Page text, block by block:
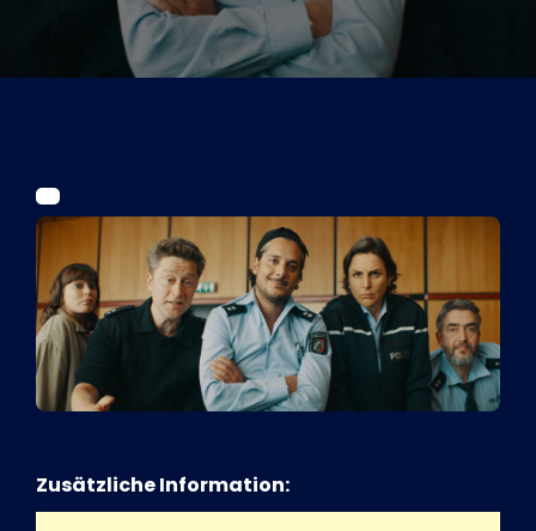
Kurier Romy 2026
Zusätzliche Information: